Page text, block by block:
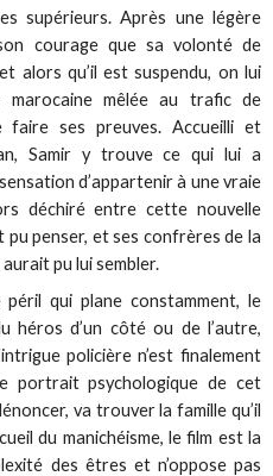
supérieurs. Après une légère
courage que sa volonté de
alors qu’il est suspendu, on lui
marocaine mêlée au trafic de
faire ses preuves. Accueilli et
Samir y trouve ce qui lui a
d’appartenir à une vraie
déchiré entre cette nouvelle
pu penser, et ses confrères de la
pu lui sembler.
qui plane constamment, le
héros d’un côté ou de l’autre,
policière n’est finalement
portrait psychologique de cet
va trouver la famille qu’il
du manichéisme, le film est la
des êtres et n’oppose pas